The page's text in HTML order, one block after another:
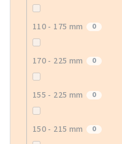
110 - 175 mm 0
170 - 225 mm 0
155 - 225 mm 0
150 - 215 mm 0